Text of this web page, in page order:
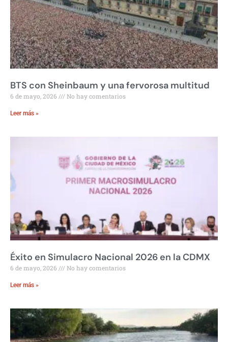
BTS con Sheinbaum y una fervorosa multitud
6 de mayo, 2026 No hay comentarios
Leer más »
Éxito en Simulacro Nacional 2026 en la CDMX
6 de mayo, 2026 No hay comentarios
Leer más »